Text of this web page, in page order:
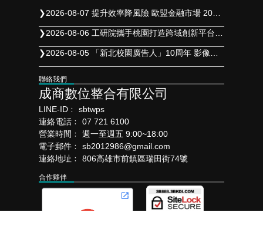
❯2026-08-07 提升效率降風險 歐盟金融市場 2027 年實施 T+1 結算
❯2026-08-06 工研院攜手桃園打造跨域創新平台 共拓全球商機
❯2026-08-05 「新北校園廣告人」10周年 影像講座再升級 特邀學長姐傳承經驗
聯絡我們
成商數位整合有限公司
LINE-ID﹕
sbtwps
連絡電話﹕
07 721 6100
營業時間﹕
週一至週五 9:00~18:00
電子郵件﹕
sb2012986@gmail.com
連絡地址﹕
806高雄市前鎮區瑞田街74號
合作夥伴